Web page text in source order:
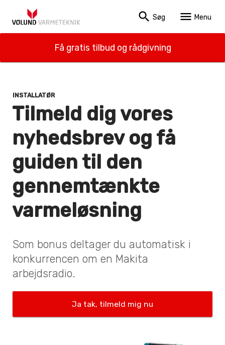
search Søg menu Menu
Få gratis tilbud og rådgivning
INSTALLATØR
Tilmeld dig vores
nyhedsbrev og få
guiden til den
gennemtænkte
varmeløsning
Som bonus deltager du automatisk i
konkurrencen om en Makita
arbejdsradio.
Ja tak, tilmeld mig nu